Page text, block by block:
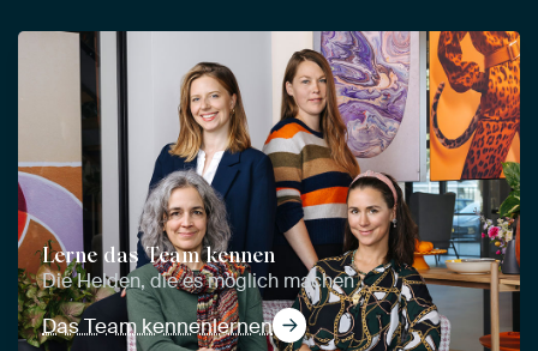
Lerne das Team kennen
Die Helden, die es möglich machen
Das Team kennenlernen